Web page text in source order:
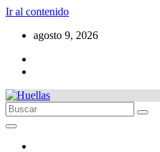
Ir al contenido
agosto 9, 2026